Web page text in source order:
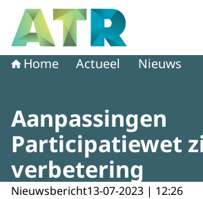
Naar de homepage van
Home Actueel Nieuws
Aanpassingen
Participatiewet
verbetering
Nieuwsbericht13-07-2023 | 12:26